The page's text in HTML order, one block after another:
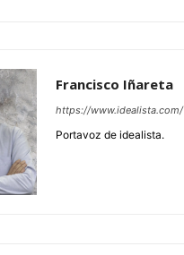
Francisco Iñareta
https://www.idealista.com/
Portavoz de idealista.